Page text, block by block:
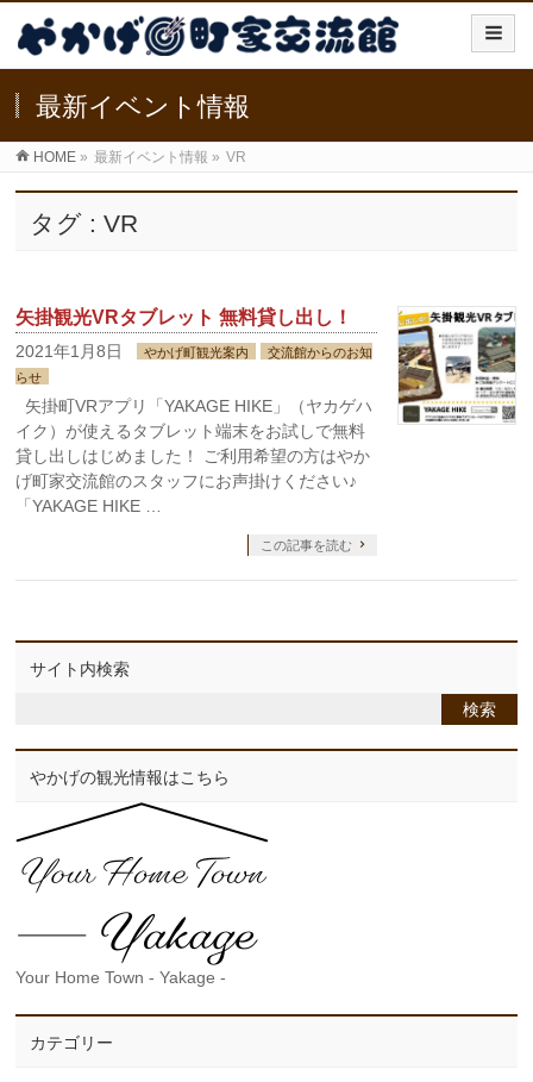
最新イベント情報
HOME » 最新イベント情報 » VR
タグ : VR
矢掛観光VRタブレット 無料貸し出し！
2021年1月8日 やかげ町観光案内
交流館からのお知
らせ
矢掛町VRアプリ「YAKAGE HIKE」（ヤカゲハ
イク）が使えるタブレット端末をお試しで無料
貸し出しはじめました！ ご利用希望の方はやか
げ町家交流館のスタッフにお声掛けください♪
「YAKAGE HIKE …
この記事を読む
サイト内検索
やかげの観光情報はこちら
Your Home Town - Yakage -
カテゴリー